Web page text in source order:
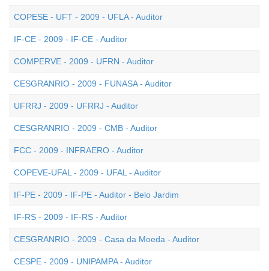
COPESE - UFT - 2009 - UFLA - Auditor
IF-CE - 2009 - IF-CE - Auditor
COMPERVE - 2009 - UFRN - Auditor
CESGRANRIO - 2009 - FUNASA - Auditor
UFRRJ - 2009 - UFRRJ - Auditor
CESGRANRIO - 2009 - CMB - Auditor
FCC - 2009 - INFRAERO - Auditor
COPEVE-UFAL - 2009 - UFAL - Auditor
IF-PE - 2009 - IF-PE - Auditor - Belo Jardim
IF-RS - 2009 - IF-RS - Auditor
CESGRANRIO - 2009 - Casa da Moeda - Auditor
CESPE - 2009 - UNIPAMPA - Auditor